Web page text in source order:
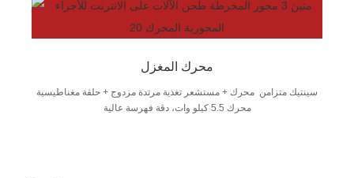
محرك المغزل
سينتيك متزامن محرك + مستشعر تغذية مرتدة مزدوج + حلقة مغناطيسية
محرك 5.5 كيلو وات، دقة فهرسة عالية